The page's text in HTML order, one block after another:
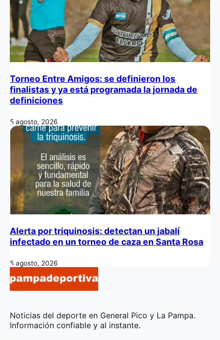
Torneo Entre Amigos: se definieron los
finalistas y ya está programada la jornada de
definiciones
5 agosto, 2026
Alerta por triquinosis: detectan un jabalí
infectado en un torneo de caza en Santa Rosa
5 agosto, 2026
Noticias del deporte en General Pico y La Pampa.
Información confiable y al instante.